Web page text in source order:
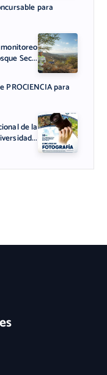
para
monitoreo
Sec...
para
de la